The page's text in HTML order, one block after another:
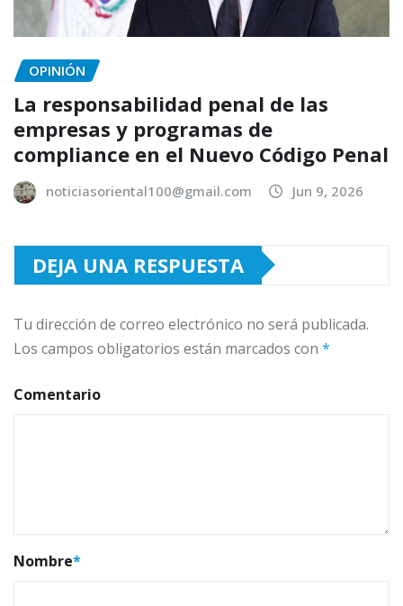
OPINIÓN
La responsabilidad penal de las
empresas y programas de
compliance en el Nuevo Código Penal
noticiasoriental100@gmail.com Jun 9, 2026
DEJA UNA RESPUESTA
Tu dirección de correo electrónico no será publicada.
Los campos obligatorios están marcados con *
Comentario
Nombre*